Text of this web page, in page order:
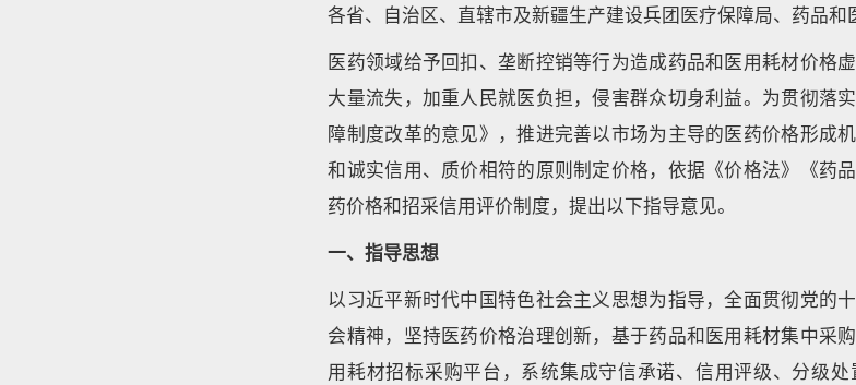
各省、自治区、直辖市及新疆生产建设兵团医疗保障局、药品和
医药领域给予回扣、垄断控销等行为造成药品和医用耗材价格
大量流失，加重人民就医负担，侵害群众切身利益。为贯彻落
障制度改革的意见》，推进完善以市场为主导的医药价格形成
和诚实信用、质价相符的原则制定价格，依据《价格法》《药
药价格和招采信用评价制度，提出以下指导意见。
一、指导思想
以习近平新时代中国特色社会主义思想为指导，全面贯彻党的
会精神，坚持医药价格治理创新，基于药品和医用耗材集中采
用耗材招标采购平台，系统集成守信承诺、信用评级、分级